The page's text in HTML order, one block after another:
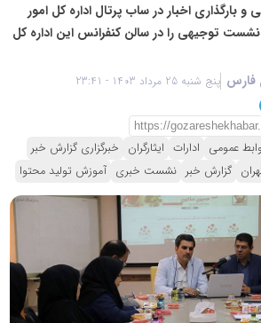
و بارگذاری اخبار در ساب پرتال اداره کل امور
نشست توجیهی را در سالن کنفرانس این اداره کل
فارس پنج شنبه 25 مرداد 1403 - 23:41
عمومی ادارات ایثارگران خبرگزاری گزارش خبر
گزارش خبر نشست خبری آموزش تولید محتوا